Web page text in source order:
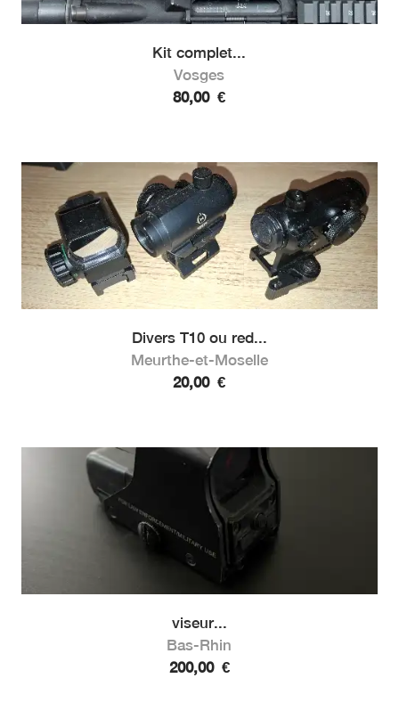
Kit complet...
Vosges
80,00 €
Divers T10 ou red...
Meurthe-et-Moselle
20,00 €
viseur...
Bas-Rhin
200,00 €